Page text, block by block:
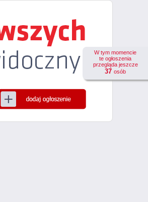
W tym momencie
te ogłoszenia
przegląda jeszcze
37 osób